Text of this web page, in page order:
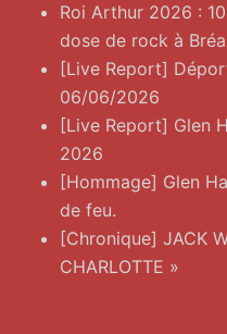
Roi Arthur 2026 :
dose de rock à
[Live Report]
06/06/2026
[Live Report] Glen
2026
[Hommage] Glen
de feu.
[Chronique] JACK
CHARLOTTE »